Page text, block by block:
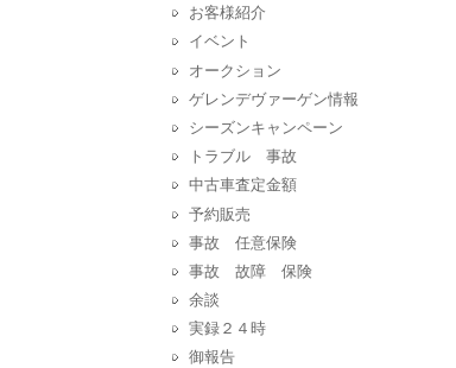
お客様紹介
イベント
オークション
ゲレンデヴァーゲン情報
シーズンキャンペーン
トラブル 事故
中古車査定金額
予約販売
事故 任意保険
事故 故障 保険
余談
実録２４時
御報告